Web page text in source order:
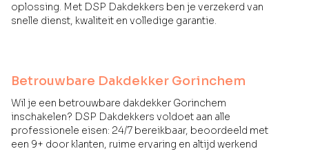
oplossing. Met DSP Dakdekkers ben je verzekerd van
snelle dienst, kwaliteit en volledige garantie.
Betrouwbare Dakdekker Gorinchem
Wil je een betrouwbare dakdekker Gorinchem
inschakelen? DSP Dakdekkers voldoet aan alle
professionele eisen: 24/7 bereikbaar, beoordeeld met
een 9+ door klanten, ruime ervaring en altijd werkend